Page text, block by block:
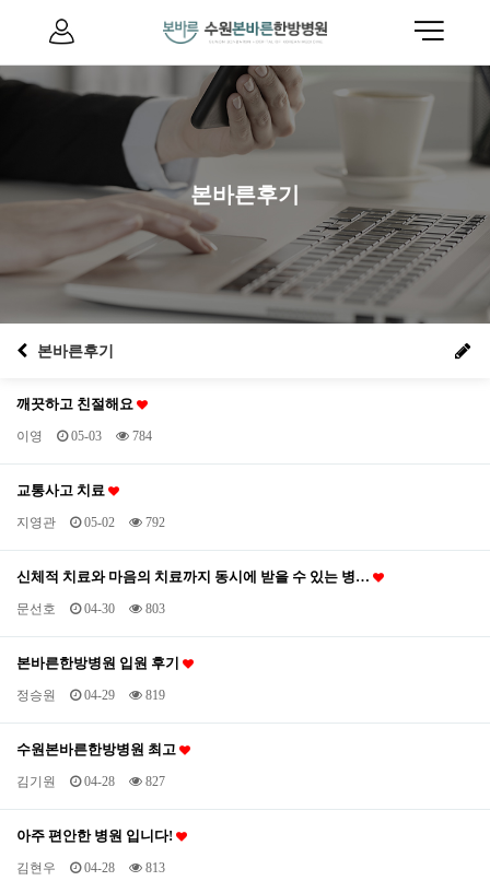
본바른후기
본바른후기
깨끗하고 친절해요
이영 05-03 784
교통사고 치료
지영관 05-02 792
신체적 치료와 마음의 치료까지 동시에 받을 수 있는 병…
문선호 04-30 803
본바른한방병원 입원 후기
정승원 04-29 819
수원본바른한방병원 최고
김기원 04-28 827
아주 편안한 병원 입니다!
김현우 04-28 813